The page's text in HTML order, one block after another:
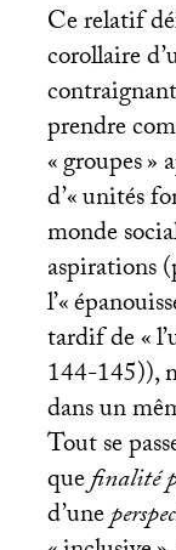
Ce relatif
corollaire
prendre
«groupes»
d’«unités
monde
aspirations
l’«
tardif de «
144-145)),
dans un
Tout se
quefinalité
d’une